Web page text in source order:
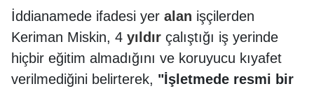
İddianamede ifadesi yer alan işçilerden
Keriman Miskin, 4 yıldır çalıştığı iş yerinde
hiçbir eğitim almadığını ve koruyucu kıyafet
verilmediğini belirterek, "İşletmede resmi bir